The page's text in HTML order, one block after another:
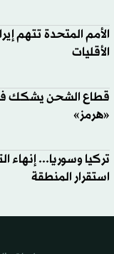
الأمم المتحدة تتهم
الأقليات
قطاع الشحن يشكك
«هرمز»
تركيا وسوريا... إنهاء
استقرار المنطقة